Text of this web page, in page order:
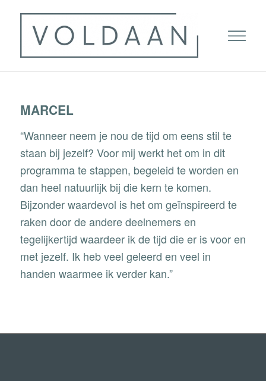
MARCEL
“Wanneer neem je nou de tijd om eens stil te
staan bij jezelf? Voor mij werkt het om in dit
programma te stappen, begeleid te worden en
dan heel natuurlijk bij die kern te komen.
Bijzonder waardevol is het om geïnspireerd te
raken door de andere deelnemers en
tegelijkertijd waardeer ik de tijd die er is voor en
met jezelf. Ik heb veel geleerd en veel in
handen waarmee ik verder kan.”